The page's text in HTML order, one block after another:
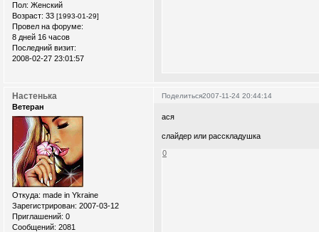
Пол: Женский
Возраст: 33 [1993-01-29]
Провел на форуме:
8 дней 16 часов
Последний визит:
2008-02-27 23:01:57
Поделиться2007-11-24 20:44:14
Настенька
Ветеран
Откуда: made in Ykraine
Зарегистрирован: 2007-03-12
Приглашений: 0
Сообщений: 2081
ася
слайдер или расскладушка
0